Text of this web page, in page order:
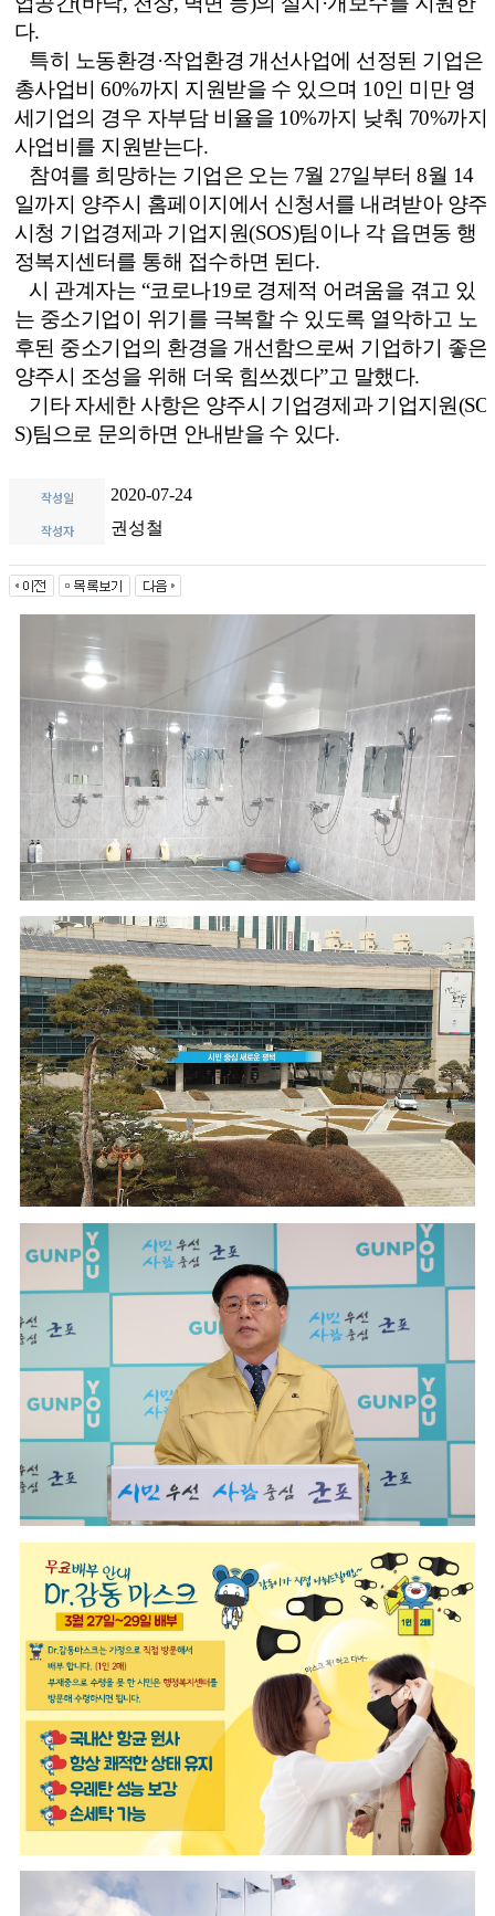
다.
특히 노동환경 ·작업환경 개선사업에 선정된 기업은
총사업비60%까지 지원받을 수 있으며 10인 미만 영
세기업의 경우 자부담 비율을 10%까지 낮춰 70%까지
사업비를 지원받는다.
참여를 희망하는 기업은 오는 7월 27일부터8월 14
일까지 양주시 홈페이지에서 신청서를 내려받아 양주
시청 기업경제과 기업지원(SOS)팀이나 각 읍면동 행
정복지센터를 통해 접수하면 된다.
시 관계자는 “코로나19로 경제적 어려움을 겪고 있
는 중소기업이 위기를 극복할 수 있도록 열악하고 노
후된 중소기업의 환경을 개선함으로써 기업하기 좋은
양주시 조성을 위해 더욱 힘쓰겠다”고 말했다.
기타 자세한 사항은 양주시 기업경제과 기업지원(SO
S)팀 으로 문의하면 안내받을 수 있다.
작성일 2020-07-24
작성자 권성철